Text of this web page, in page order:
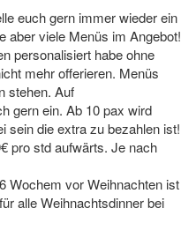
euch gern immer wieder ein
aber viele Menüs im Angebot!
personalisiert habe ohne
mehr offerieren. Menüs
stehen. Auf
gern ein. Ab 10 pax wird
sein die extra zu bezahlen ist!
pro std aufwärts. Je nach
Wochem vor Weihnachten ist
alle Weihnachtsdinner bei